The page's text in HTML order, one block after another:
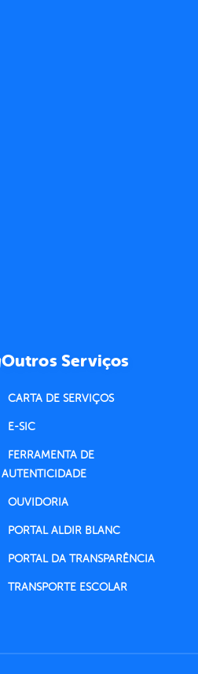
Outros Serviços
CARTA DE SERVIÇOS
E-SIC
FERRAMENTA DE
AUTENTICIDADE
OUVIDORIA
PORTAL ALDIR BLANC
PORTAL DA TRANSPARÊNCIA
TRANSPORTE ESCOLAR